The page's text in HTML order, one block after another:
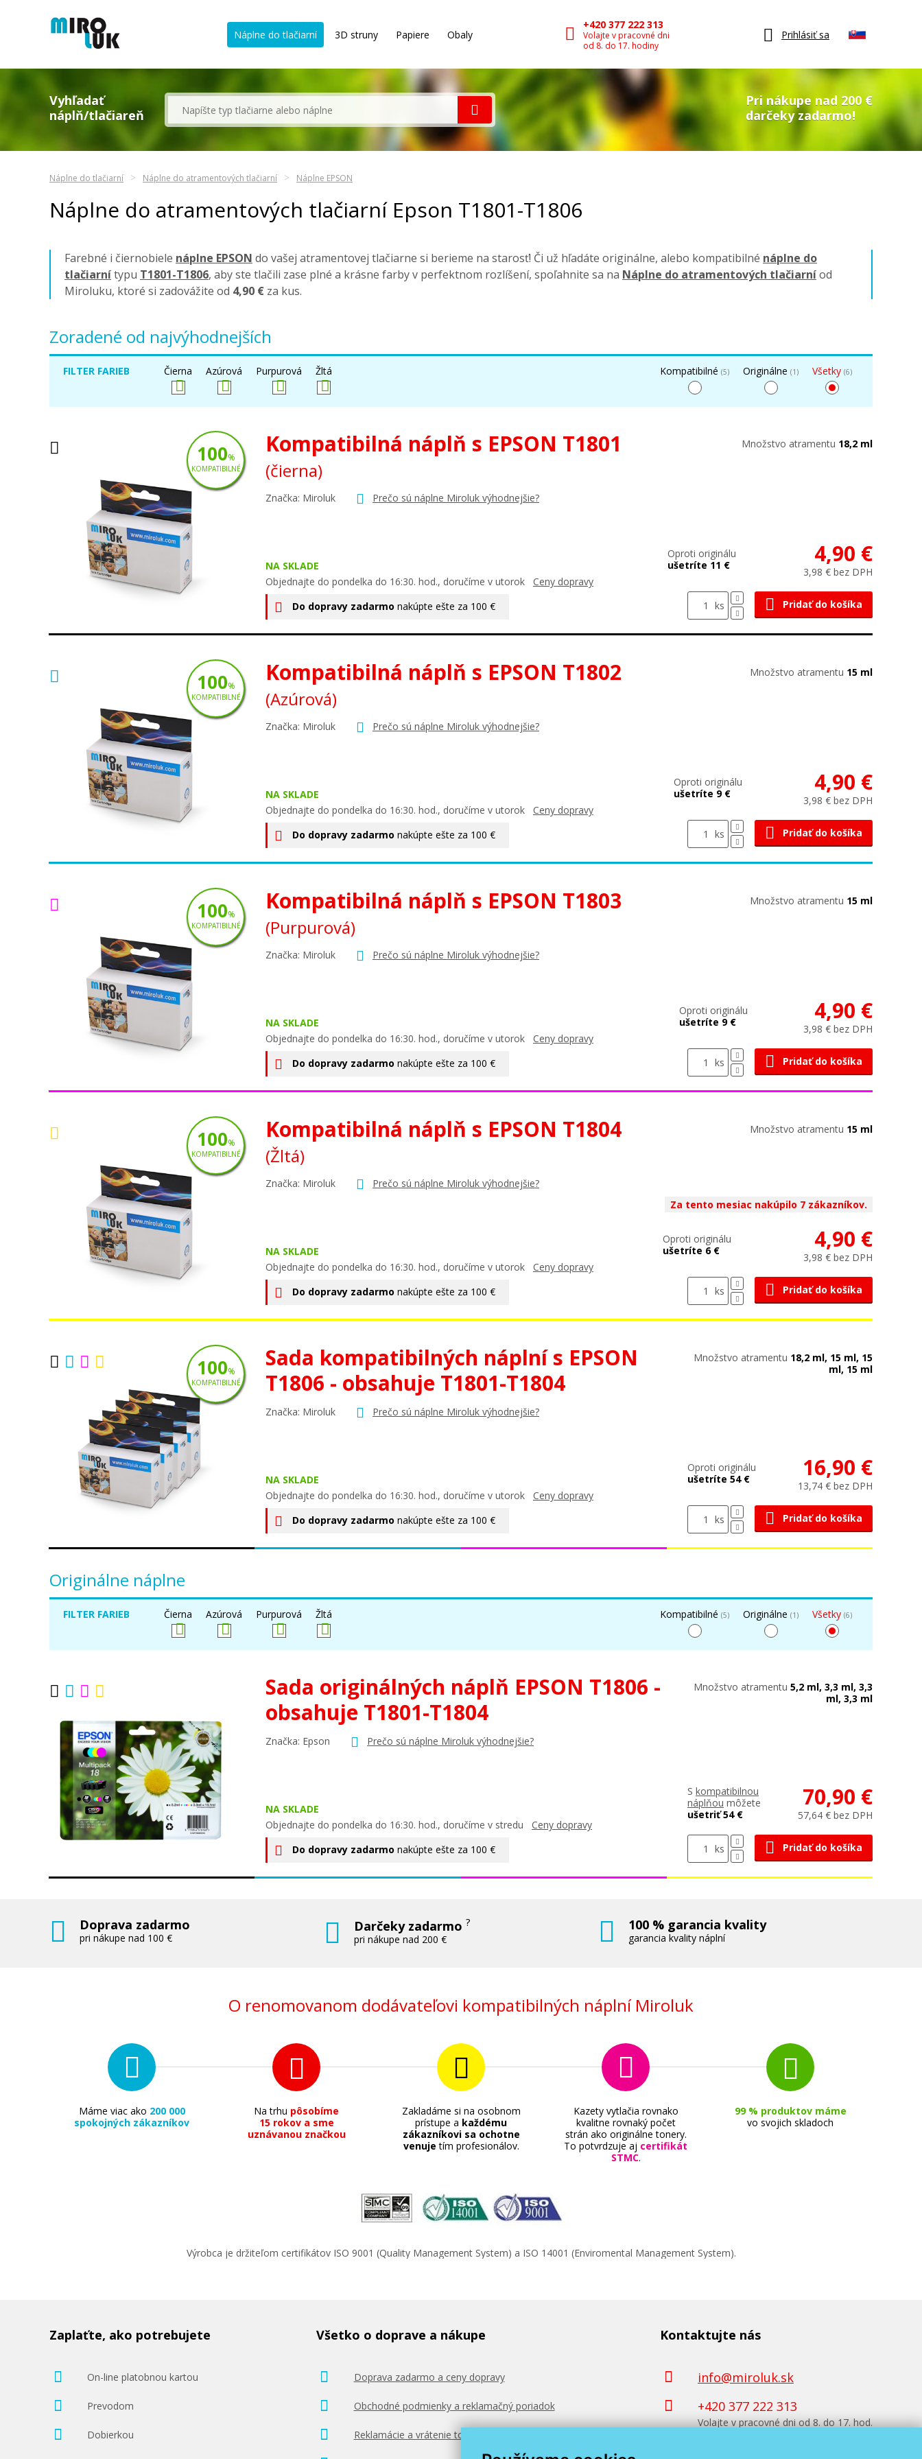
Náplne do tlačiarní 3D struny Papiere Obaly
+420 377 222 313
Volajte v pracovné dni
od 8. do 17. hodiny
Prihlásiť sa
Vyhľadať
náplň/tlačiareň
Pri nákupe nad 200 €
darčeky zadarmo!
Náplne do tlačiarní Náplne do atramentových tlačiarní Náplne EPSON
Náplne do atramentových tlačiarní Epson T1801-T1806
Farebné i čiernobiele náplne EPSON do vašej atramentovej tlačiarne si berieme na starosť! Či už hľadáte originálne, alebo kompatibilné náplne do
tlačiarnítypu T1801-T1806, aby ste tlačili zase plné a krásne farby v perfektnom rozlíšení, spoľahnite sa na Náplne do atramentových tlačiarníod
Miroluku, ktoré si zadovážite od 4,90 € za kus.
Zoradené od najvýhodnejších
FILTER FARIEB Čierna Azúrová Purpurová Žltá Kompatibilné (5) Originálne (1) Všetky (6)
Kompatibilná náplň s EPSON T1801
(čierna)
Značka: Miroluk Prečo sú náplne Miroluk výhodnejšie?
NA SKLADE
Objednajte do pondelka do 16:30. hod., doručíme v utorok Ceny dopravy
Do dopravy zadarmo nakúpte ešte za 100 €
Množstvo atramentu 18,2 ml
Oproti originálu
ušetríte 11 €
4,90 €
3,98 € bez DPH
ks Pridať do košíka
100%
KOMPATIBILNÉ
Kompatibilná náplň s EPSON T1802
(Azúrová)
Značka: Miroluk Prečo sú náplne Miroluk výhodnejšie?
NA SKLADE
Objednajte do pondelka do 16:30. hod., doručíme v utorok Ceny dopravy
Do dopravy zadarmo nakúpte ešte za 100 €
Množstvo atramentu 15 ml
Oproti originálu
ušetríte 9 €
4,90 €
3,98 € bez DPH
ks Pridať do košíka
100%
KOMPATIBILNÉ
Kompatibilná náplň s EPSON T1803
(Purpurová)
Značka: Miroluk Prečo sú náplne Miroluk výhodnejšie?
NA SKLADE
Objednajte do pondelka do 16:30. hod., doručíme v utorok Ceny dopravy
Do dopravy zadarmo nakúpte ešte za 100 €
Množstvo atramentu 15 ml
Oproti originálu
ušetríte 9 €
4,90 €
3,98 € bez DPH
ks Pridať do košíka
100%
KOMPATIBILNÉ
Kompatibilná náplň s EPSON T1804
(Žltá)
Značka: Miroluk Prečo sú náplne Miroluk výhodnejšie?
NA SKLADE
Objednajte do pondelka do 16:30. hod., doručíme v utorok Ceny dopravy
Do dopravy zadarmo nakúpte ešte za 100 €
Množstvo atramentu 15 ml
Za tento mesiac nakúpilo 7 zákazníkov.
Oproti originálu
ušetríte 6 €
4,90 €
3,98 € bez DPH
ks Pridať do košíka
100%
KOMPATIBILNÉ
Sada kompatibilných náplní s EPSON
T1806 - obsahuje T1801-T1804
Značka: Miroluk Prečo sú náplne Miroluk výhodnejšie?
NA SKLADE
Objednajte do pondelka do 16:30. hod., doručíme v utorok Ceny dopravy
Do dopravy zadarmo nakúpte ešte za 100 €
Množstvo atramentu 18,2 ml, 15 ml, 15
ml, 15 ml
Oproti originálu
ušetríte 54 €
16,90 €
13,74 € bez DPH
ks Pridať do košíka
100%
KOMPATIBILNÉ
Originálne náplne
FILTER FARIEB Čierna Azúrová Purpurová Žltá Kompatibilné (5) Originálne (1) Všetky (6)
Sada originálných náplň EPSON T1806 -
obsahuje T1801-T1804
Značka: Epson Prečo sú náplne Miroluk výhodnejšie?
NA SKLADE
Objednajte do pondelka do 16:30. hod., doručíme v stredu Ceny dopravy
Do dopravy zadarmo nakúpte ešte za 100 €
Množstvo atramentu 5,2 ml, 3,3 ml, 3,3
ml, 3,3 ml
S kompatibilnou
náplňou môžete
ušetriť 54 €
70,90 €
57,64 € bez DPH
ks Pridať do košíka
Doprava zadarmo
pri nákupe nad 100 €
Darčeky zadarmo?
pri nákupe nad 200 €
100 % garancia kvality
garancia kvality náplní
O renomovanom dodávateľovi kompatibilných náplní Miroluk
Máme viac ako 200 000
spokojných zákazníkov
Na trhu pôsobíme
15 rokov a sme
uznávanou značkou
Zakladáme si na osobnom
prístupe a každému
zákazníkovi sa ochotne
venuje tím profesionálov.
Kazety vytlačia rovnako
kvalitne rovnaký počet
strán ako originálne tonery.
To potvrdzuje aj certifikát
STMC.
99 % produktov máme
vo svojich skladoch
Výrobca je držiteľom certifikátov ISO 9001 (Quality Management System) a ISO 14001 (Enviromental Management System).
Zaplaťte, ako potrebujete
On-line platobnou kartou
Prevodom
Dobierkou
Všetko o doprave a nákupe
Doprava zadarmo a ceny dopravy
Obchodné podmienky a reklamačný poriadok
Reklamácie a vrátenie tovaru
Kontaktujte nás
info@miroluk.sk
+420 377 222 313
Volajte v pracovné dni od 8. do 17. hod.